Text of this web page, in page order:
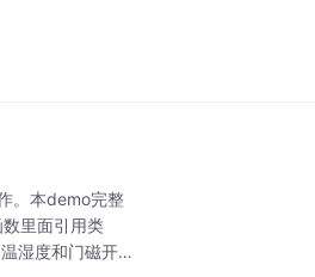
。​本demo完整
里面引用类
湿度和门磁开